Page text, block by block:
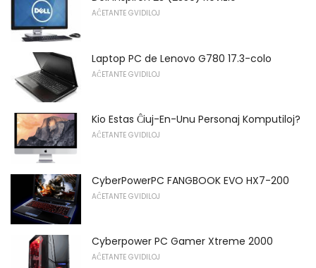
AĈETANTE GVIDILOJ
Laptop PC de Lenovo G780 17.3-colo
AĈETANTE GVIDILOJ
Kio Estas Ĉiuj-En-Unu Personaj Komputiloj?
AĈETANTE GVIDILOJ
CyberPowerPC FANGBOOK EVO HX7-200
AĈETANTE GVIDILOJ
Cyberpower PC Gamer Xtreme 2000
AĈETANTE GVIDILOJ